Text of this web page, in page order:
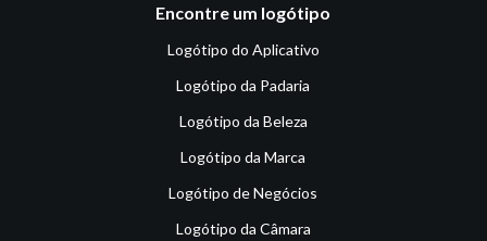
Encontre um logótipo
Logótipo do Aplicativo
Logótipo da Padaria
Logótipo da Beleza
Logótipo da Marca
Logótipo de Negócios
Logótipo da Câmara